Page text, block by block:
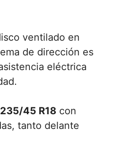
ventilado en
de dirección es
eléctrica
235/45 R18 con
tanto delante